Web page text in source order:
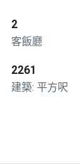
2
客飯廳
2261
平方呎